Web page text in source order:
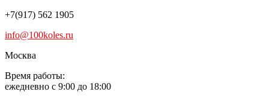
+7(917) 562 1905
info@100koles.ru
Москва
Время работы:
ежедневно с 9:00 до 18:00